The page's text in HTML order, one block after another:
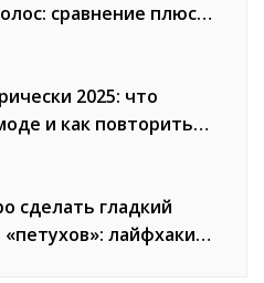
сравнение плюсов
2025: что
и как повторить
сделать гладкий
«петухов»: лайфхаки